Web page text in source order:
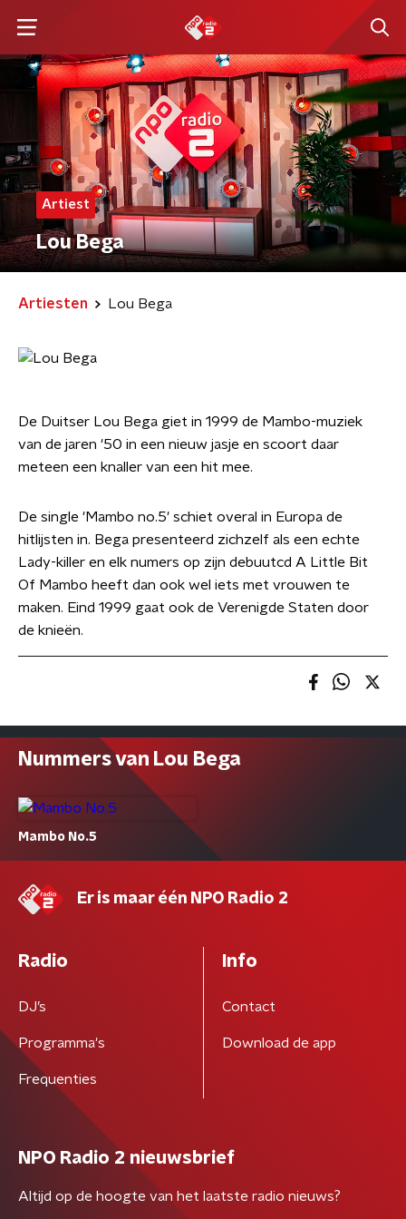
Artiest
Lou Bega
Artiesten Lou Bega
De Duitser Lou Bega giet in 1999 de Mambo-muziek
van de jaren '50 in een nieuw jasje en scoort daar
meteen een knaller van een hit mee.
De single 'Mambo no.5' schiet overal in Europa de
hitlijsten in. Bega presenteerd zichzelf als een echte
Lady-killer en elk numers op zijn debuutcd A Little Bit
Of Mambo heeft dan ook wel iets met vrouwen te
maken. Eind 1999 gaat ook de Verenigde Staten door
de knieën.
Nummers van Lou Bega
Mambo No.5
Er is maar één NPO Radio 2
Radio
DJ’s
Programma's
Frequenties
Info
Contact
Download de app
NPO Radio 2 nieuwsbrief
Altijd op de hoogte van het laatste radio nieuws?